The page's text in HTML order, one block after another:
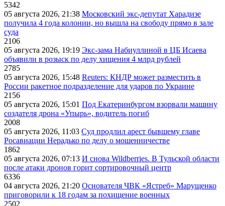
5342
05 августа 2026, 21:38 Московский экс-депутат Харадизе
получила 4 года колонии, но вышла на свободу прямо в зале
суда
2106
05 августа 2026, 19:19 Экс-зама Набиуллиной в ЦБ Исаева
объявили в розыск по делу хищения 4 млрд рублей
2785
05 августа 2026, 15:48 Reuters: КНДР может разместить в
России ракетное подразделение для ударов по Украине
2156
05 августа 2026, 15:01 Под Екатеринбургом взорвали машину
создателя дрона «Упырь», водитель погиб
2008
05 августа 2026, 11:03 Суд продлил арест бывшему главе
Росавиации Нерадько по делу о мошенничестве
1862
05 августа 2026, 07:13 И снова Wildberries. В Тульской области
после атаки дронов горит сортировочный центр
6336
04 августа 2026, 21:20 Основателя ЧВК «Ястреб» Марущенко
приговорили к 18 годам за похищение военных
2502